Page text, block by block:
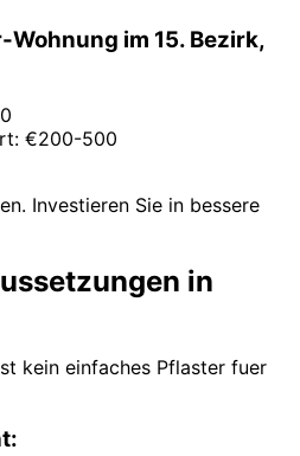
im 15. Bezirk,
€200-500
Investieren Sie in bessere
in
kein einfaches Pflaster fuer